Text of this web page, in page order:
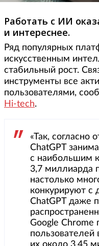
Работать с ИИ
и интереснее.
Ряд популярных
искусственным
стабильный рост.
инструменты все
пользователями,
Hi-tech.
«Так, согласно
ChatGPT
с наибольшим
3,7 миллиарда
настолько
конкурируют с
ChatGPT даже
Google Chrome
пользователей